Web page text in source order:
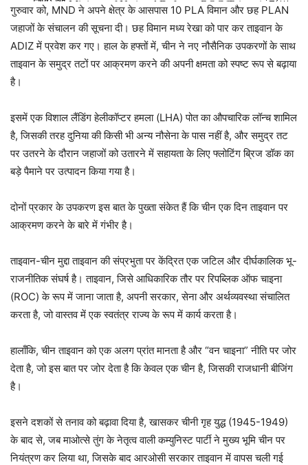
— 國防部 Ministry of National Defense, ROC(Taiwan) 🇹🇼
(@MoNDefense)
January 17, 2025
गुरुवार को, MND ने अपने क्षेत्र के आसपास 10 PLA ​​विमान और छह PLAN
जहाजों के संचालन की सूचना दी। छह विमान मध्य रेखा को पार कर ताइवान के
ADIZ में प्रवेश कर गए। हाल के हफ्तों में, चीन ने नए नौसैनिक उपकरणों के साथ
ताइवान के समुद्र तटों पर आक्रमण करने की अपनी क्षमता को स्पष्ट रूप से बढ़ाया
है।
इसमें एक विशाल लैंडिंग हेलीकॉप्टर हमला (LHA) पोत का औपचारिक लॉन्च शामिल
है, जिसकी तरह दुनिया की किसी भी अन्य नौसेना के पास नहीं है, और समुद्र तट
पर उतरने के दौरान जहाजों को उतारने में सहायता के लिए फ्लोटिंग ब्रिज डॉक का
बड़े पैमाने पर उत्पादन किया गया है।
दोनों प्रकार के उपकरण इस बात के पुख्ता संकेत हैं कि चीन एक दिन ताइवान पर
आक्रमण करने के बारे में गंभीर है।
ताइवान-चीन मुद्दा ताइवान की संप्रभुता पर केंद्रित एक जटिल और दीर्घकालिक भू-
राजनीतिक संघर्ष है। ताइवान, जिसे आधिकारिक तौर पर रिपब्लिक ऑफ चाइना
(ROC) के रूप में जाना जाता है, अपनी सरकार, सेना और अर्थव्यवस्था संचालित
करता है, जो वास्तव में एक स्वतंत्र राज्य के रूप में कार्य करता है।
हालाँकि, चीन ताइवान को एक अलग प्रांत मानता है और “वन चाइना” नीति पर जोर
देता है, जो इस बात पर जोर देता है कि केवल एक चीन है, जिसकी राजधानी बीजिंग
है।
इसने दशकों से तनाव को बढ़ावा दिया है, खासकर चीनी गृह युद्ध (1945-1949)
के बाद से, जब माओत्से तुंग के नेतृत्व वाली कम्युनिस्ट पार्टी ने मुख्य भूमि चीन पर
नियंत्रण कर लिया था, जिसके बाद आरओसी सरकार ताइवान में वापस चली गई